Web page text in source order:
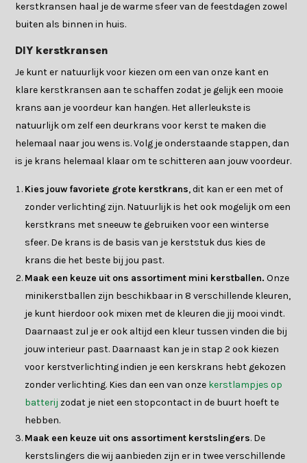
kerstkransen haal je de warme sfeer van de feestdagen zowel
buiten als binnen in huis.
DIY kerstkransen
Je kunt er natuurlijk voor kiezen om een van onze kant en
klare kerstkransen aan te schaffen zodat je gelijk een mooie
krans aan je voordeur kan hangen. Het allerleukste is
natuurlijk om zelf een deurkrans voor kerst te maken die
helemaal naar jou wens is. Volg je onderstaande stappen, dan
is je krans helemaal klaar om te schitteren aan jouw voordeur.
Kies jouw favoriete grote kerstkrans, dit kan er een met of
zonder verlichting zijn. Natuurlijk is het ook mogelijk om een
kerstkrans met sneeuw te gebruiken voor een winterse
sfeer. De krans is de basis van je kerststuk dus kies de
krans die het beste bij jou past.
Maak een keuze uit ons assortiment mini kerstballen. Onze
minikerstballen zijn beschikbaar in 8 verschillende kleuren,
je kunt hierdoor ook mixen met de kleuren die jij mooi vindt.
Daarnaast zul je er ook altijd een kleur tussen vinden die bij
jouw interieur past. Daarnaast kan je in stap 2 ook kiezen
voor kerstverlichting indien je een kerskrans hebt gekozen
zonder verlichting. Kies dan een van onze kerstlampjes op
batterij zodat je niet een stopcontact in de buurt hoeft te
hebben.
Maak een keuze uit ons assortiment kerstslingers. De
kerstslingers die wij aanbieden zijn er in twee verschillende